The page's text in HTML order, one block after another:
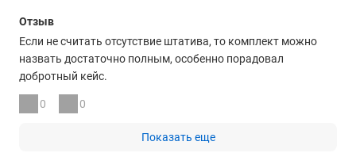
Отзыв
Если не считать отсутствие штатива, то комплект можно
назвать достаточно полным, особенно порадовал
добротный кейс.
0 0
Показать еще